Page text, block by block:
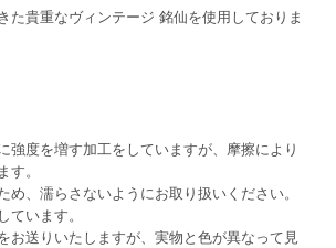
た貴重なヴィンテージ 銘仙を使用しておりま
強度を増す加工をしていますが、摩擦により
す。
め、濡らさないようにお取り扱いください。
ています。
お送りいたしますが、実物と色が異なって見